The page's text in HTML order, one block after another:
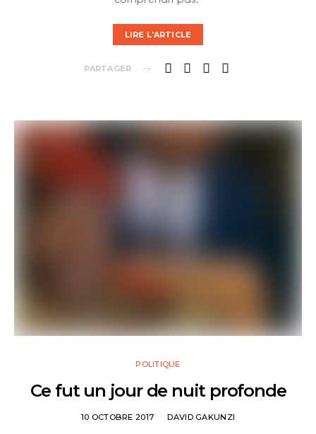
LIRE L'ARTICLE
PARTAGER
POLITIQUE
Ce fut un jour de nuit profonde
10 OCTOBRE 2017 DAVID GAKUNZI